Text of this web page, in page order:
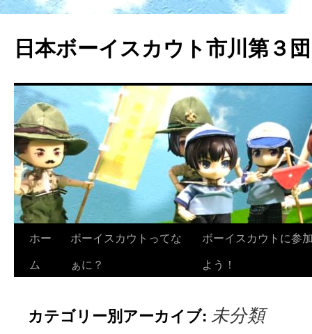
日本ボーイスカウト市川第３団
ホー
ム
ボーイスカウトってな
ぁに？
ボーイスカウトに参
よう！
カテゴリー別アーカイブ: 未分類